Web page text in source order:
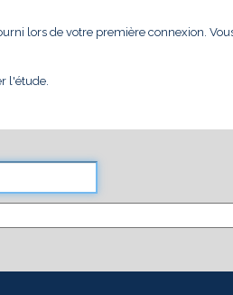
lors de votre première connexion.
l'étude.